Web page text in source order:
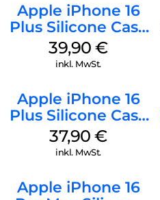
Apple iPhone 16
Plus Silicone Case
MagSafe Plum
39,90€
inkl. MwSt.
Apple iPhone 16
Plus Silicone Case
MagSafe Lake
Green
37,90€
inkl. MwSt.
Apple iPhone 16